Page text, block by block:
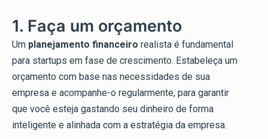
1. Faça um orçamento
Um planejamento financeiro realista é fundamental
para startups em fase de crescimento. Estabeleça um
orçamento com base nas necessidades de sua
empresa e acompanhe-o regularmente, para garantir
que você esteja gastando seu dinheiro de forma
inteligente e alinhada com a estratégia da empresa.